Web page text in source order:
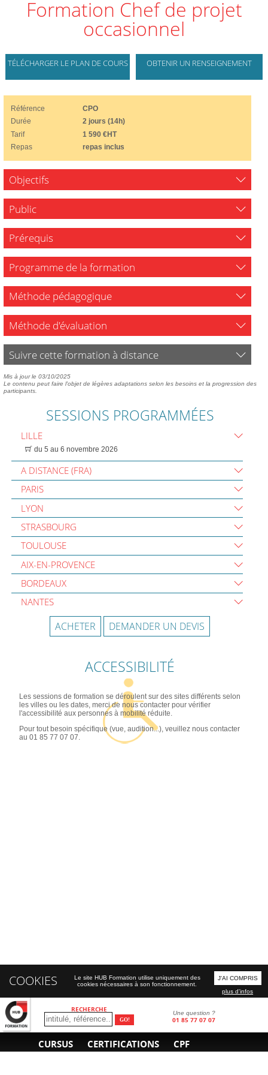
RECHERCHE Une question ?
01 85 77 07 07
CURSUS CERTIFICATIONS CPF
Formation Chef de projet
occasionnel
TÉLÉCHARGER LE PLAN DE COURS OBTENIR UN RENSEIGNEMENT
Référence
CPO
Durée
2 jours (14h)
Tarif
1 590 €HT
Repas
repas inclus
Objectifs
Public
Prérequis
Programme de la formation
Méthode pédagogique
Méthode d'évaluation
Suivre cette formation à distance
Mis à jour le 03/10/2025
Le contenu peut faire l'objet de légères adaptations selon les besoins et la progression des
participants.
SESSIONS PROGRAMMÉES
LILLE
du 5 au 6 novembre 2026
A DISTANCE (FRA)
PARIS
LYON
STRASBOURG
TOULOUSE
AIX-EN-PROVENCE
BORDEAUX
NANTES
ACHETER DEMANDER UN DEVIS
ACCESSIBILITÉ
Les sessions de formation se déroulent sur des sites différents selon
les villes ou les dates, merci de nous contacter pour vérifier
l'accessibilité aux personnes à mobilité réduite.
Pour tout besoin spécifique (vue, audition...), veuillez nous contacter
au 01 85 77 07 07.
COOKIES
Le site HUB Formation utilise uniquement des
cookies nécessaires à son fonctionnement.
J'AI COMPRIS
plus d'infos